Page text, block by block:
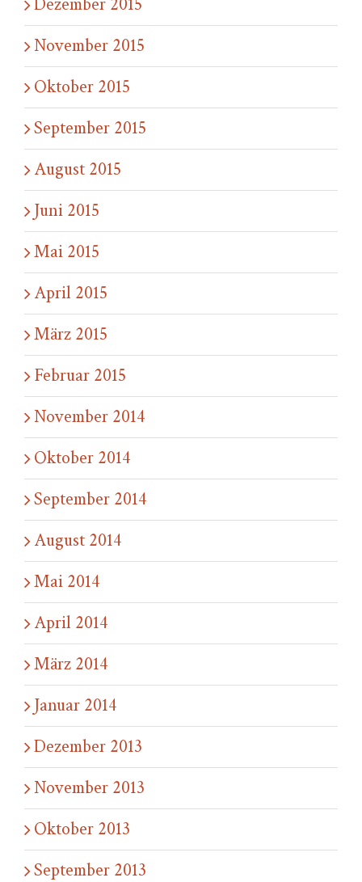
Dezember 2015
November 2015
Oktober 2015
September 2015
August 2015
Juni 2015
Mai 2015
April 2015
März 2015
Februar 2015
November 2014
Oktober 2014
September 2014
August 2014
Mai 2014
April 2014
März 2014
Januar 2014
Dezember 2013
November 2013
Oktober 2013
September 2013